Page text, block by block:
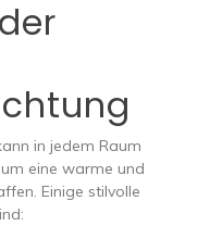
in jedem Raum
eine warme und
Einige stilvolle